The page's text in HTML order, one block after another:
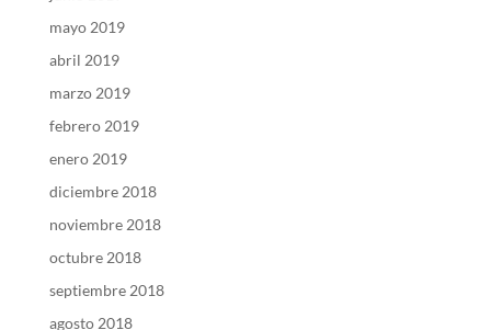
mayo 2019
abril 2019
marzo 2019
febrero 2019
enero 2019
diciembre 2018
noviembre 2018
octubre 2018
septiembre 2018
agosto 2018